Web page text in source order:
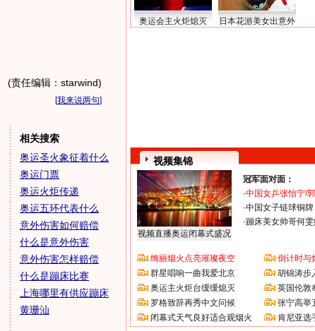
(责任编辑：starwind)
[我来说两句]
相关搜索
奥运圣火象征着什么
奥运门票
奥运火炬传递
奥运五环代表什么
意外伤害如何赔偿
什么是意外伤害
意外伤害怎样赔偿
什么是蹦床比赛
上海哪里有供应蹦床
黄珊汕
奥运会主火炬熄灭 日本花游美女出意外
视频集锦
视频直播奥运闭幕式盛况
冠军面对面：
·中国女乒张怡宁/
·中国女子链球铜
·蹦床美女帅哥何
绚丽烟火点亮璀璨夜空
群星唱响一曲我爱北京
奥运主火炬台缓缓熄灭
罗格致辞再秀中文问候
闭幕式天气良好适合观烟火
倒计时与
胡锦涛步
英国伦敦
张宁高举
肯尼亚选